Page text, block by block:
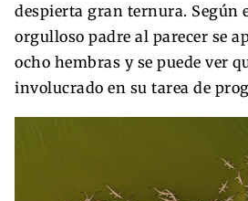
despierta gran ternura. Según
orgulloso padre al parecer se
ocho hembras y se puede ver
involucrado en su tarea de